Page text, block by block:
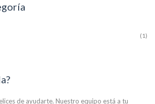
(1)
de ayudarte. Nuestro equipo está a tu